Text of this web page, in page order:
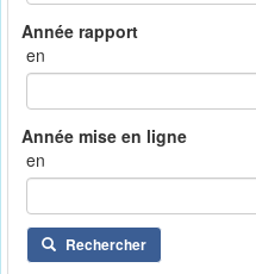
en
en
Rechercher